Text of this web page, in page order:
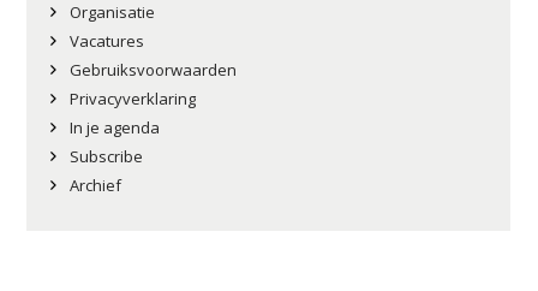
Organisatie
Vacatures
Gebruiksvoorwaarden
Privacyverklaring
In je agenda
Subscribe
Archief